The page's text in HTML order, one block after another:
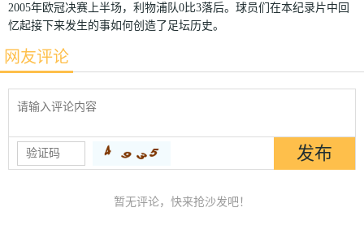
2005年欧冠决赛上半场，利物浦队0比3落后。球员们在本纪录片中回
忆起接下来发生的事如何创造了足坛历史。
网友评论
暂无评论，快来抢沙发吧！